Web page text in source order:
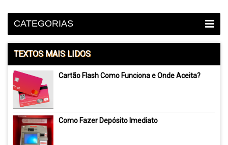
CATEGORIAS
TEXTOS MAIS LIDOS
Cartão Flash Como Funciona e Onde Aceita?
Como Fazer Depósito Imediato